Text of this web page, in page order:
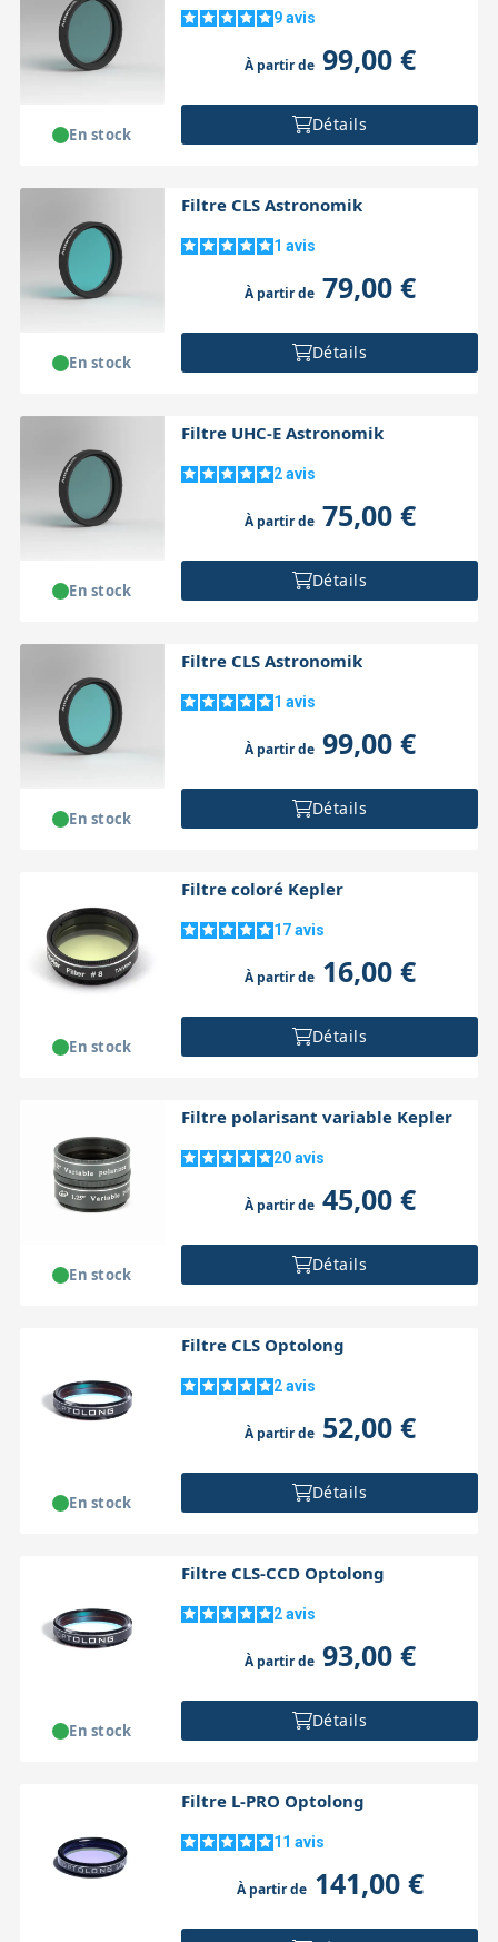
9avis
À partir de99,00 €
Détails
En stock
Filtre CLS Astronomik
1 avis
À partir de79,00 €
Détails
En stock
Filtre UHC-E Astronomik
2avis
À partir de75,00 €
Détails
En stock
Filtre CLS Astronomik
1 avis
À partir de99,00 €
Détails
En stock
Filtre coloré Kepler
17avis
À partir de16,00 €
Détails
En stock
Filtre polarisant variable Kepler
20avis
À partir de45,00 €
Détails
En stock
Filtre CLS Optolong
2avis
À partir de52,00 €
Détails
En stock
Filtre CLS-CCD Optolong
2avis
À partir de93,00 €
Détails
En stock
Filtre L-PRO Optolong
11 avis
À partir de141,00 €